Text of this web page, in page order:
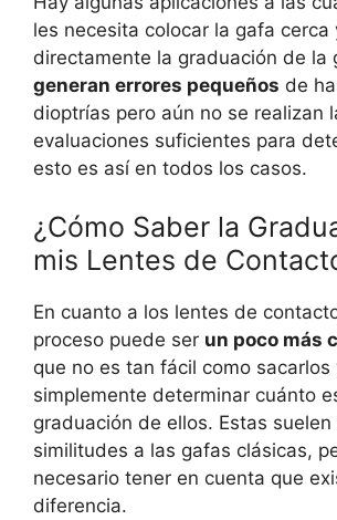
les necesita colocar la gafa cerca
directamente la graduación de la
generan errores pequeños de
dioptrías pero aún no se realizan
evaluaciones suficientes para
esto es así en todos los casos.
¿Cómo Saber la
mis Lentes de
En cuanto a los lentes de
proceso puede ser un poco más
que no es tan fácil como sacarlos
simplemente determinar cuánto
graduación de ellos. Estas
similitudes a las gafas clásicas,
necesario tener en cuenta que
diferencia.